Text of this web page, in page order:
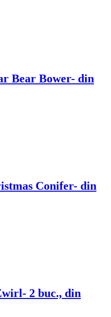
Bear Bower- din
Conifer- din
- 2 buc., din